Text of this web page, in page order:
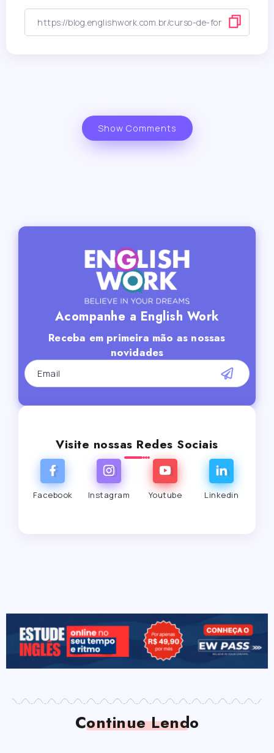
Show Comments
Acompanhe a English Work
Receba em primeira mão as nossas
novidades
Visite nossas Redes Sociais
Facebook Instagram Youtube Linkedin
Continue Lendo